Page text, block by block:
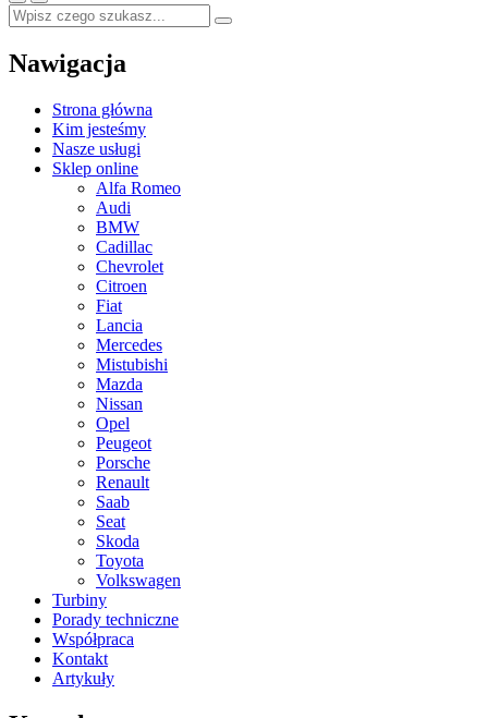
Nawigacja
Strona główna
Kim jesteśmy
Nasze usługi
Sklep online
Alfa Romeo
Audi
BMW
Cadillac
Chevrolet
Citroen
Fiat
Lancia
Mercedes
Mistubishi
Mazda
Nissan
Opel
Peugeot
Porsche
Renault
Saab
Seat
Skoda
Toyota
Volkswagen
Turbiny
Porady techniczne
Współpraca
Kontakt
Artykuły